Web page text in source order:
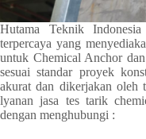
Hutama Teknik
terpercaya yang
untuk Chemical Anchor
sesuai standar proyek
akurat dan dikerjakan oleh
lyanan jasa tes tarik
dengan menghubungi :